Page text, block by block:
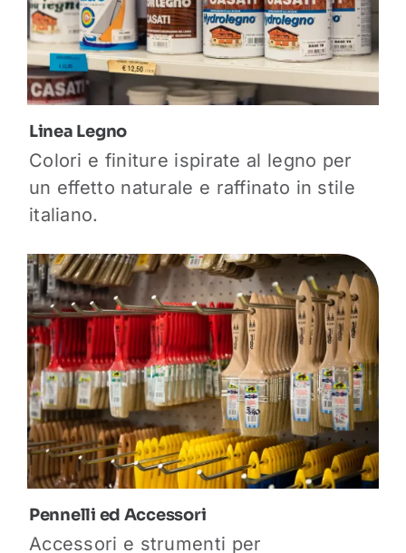
Linea Legno
Colori e finiture ispirate al legno per
un effetto naturale e raffinato in stile
italiano.
Pennelli ed Accessori
Accessori e strumenti per